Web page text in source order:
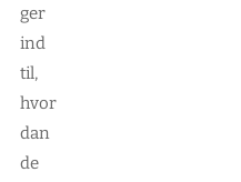
ger
ind
til,
hvor
dan
de